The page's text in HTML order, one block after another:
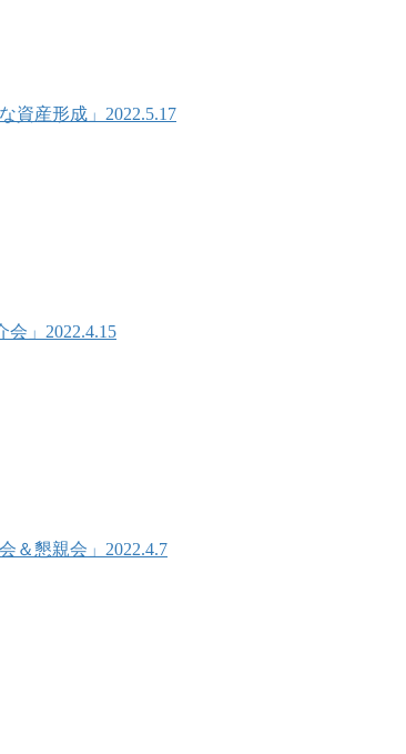
資産形成」2022.5.17
」2022.4.15
＆懇親会」2022.4.7